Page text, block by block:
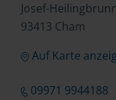
Josef-
93413 Cham
Auf Karte
09971 9944188